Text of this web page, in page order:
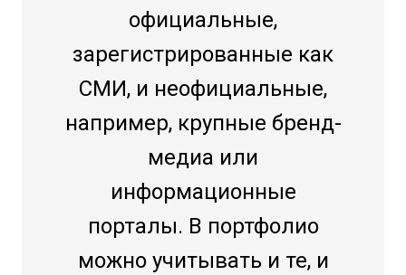
официальные,
зарегистрированные как
СМИ, и неофициальные,
например, крупные бренд-
медиа или
информационные
порталы. В портфолио
можно учитывать и те, и